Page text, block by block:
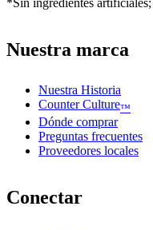
*Sin ingredientes
Nuestra marca
Nuestra Historia
Counter Culture™
Dónde comprar
Preguntas frecuentes
Proveedores locales
Conectar